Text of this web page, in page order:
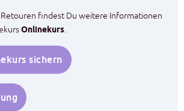
Retouren findest Du weitere Informationen
Onlinekurs.
sichern